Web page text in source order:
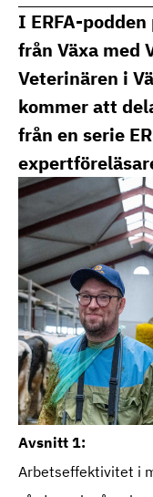
mjölkproduktion
elin.gertzell@ri.se
010 516 57 74
I ERFA-
från Växa med
Veterinären i
kommer att
från en serie
Avsnitt 1:
Arbetseffektivitet i